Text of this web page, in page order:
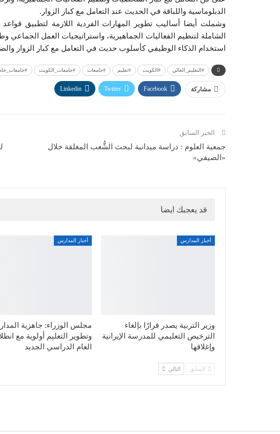
الدبلوماسية واللباقة في الحديث عند التعامل مع كبار الزوار.
وشملت أيضا أساليب تطوير المهارات الفردية اللازمة لتطبيق
الشاملة لتنظيم الفعاليات الجماهيرية، واستراتيجيات العمل الجماعي
استخدام الذكاء الوظيفي كأسلوب حديث في التعامل مع كبار الزوار
#التعليم_العالي #الكويت #تعليم #جامعات #جامعات_الكويت
مشاركة Facebook
Twitter
Linkedin
الخبر السابق
جمعية العلوم : دراسة ميدانية لبحث الشُّعب المغلقة خلال
«الصيفي»
قد يعجبك ايضا
أخبار المدارس
وزير التربية يصدر قرارًا بإلغاء
الترخيص التعليمي للمدرسة الإيرانية
وإغلاقها
أخبار المدارس
مجلس الوزراء: جاهزية
وتطوير التعليم أولوية مع
العام الدراسي الجديد
السابق التالي